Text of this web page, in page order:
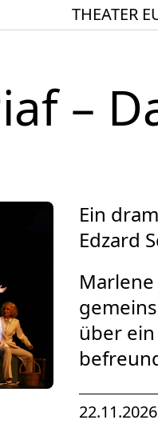
THEATER
–
Ein
Edzard
über